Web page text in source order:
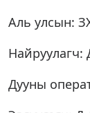
Аль улсын:
Дууны